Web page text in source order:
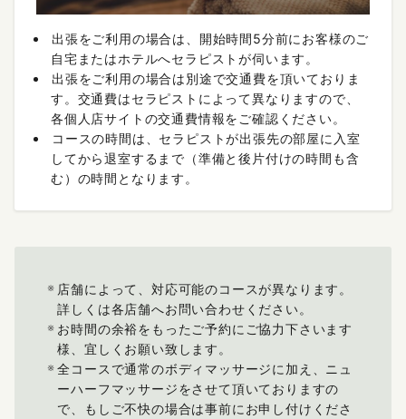
出張をご利用の場合は、開始時間5分前にお客様のご
自宅またはホテルへセラピストが伺います。
出張をご利用の場合は別途で交通費を頂いておりま
す。交通費はセラピストによって異なりますので、
各個人店サイトの交通費情報をご確認ください。
コースの時間は、セラピストが出張先の部屋に入室
してから退室するまで（準備と後片付けの時間も含
む）の時間となります。
店舗によって、対応可能のコースが異なります。
詳しくは各店舗へお問い合わせください。
お時間の余裕をもったご予約にご協力下さいます
様、宜しくお願い致します。
全コースで通常のボディマッサージに加え、ニュ
ーハーフマッサージをさせて頂いておりますの
で、もしご不快の場合は事前にお申し付けくださ